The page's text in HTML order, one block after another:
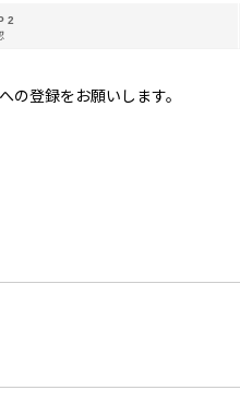
2
登録をお願いします。